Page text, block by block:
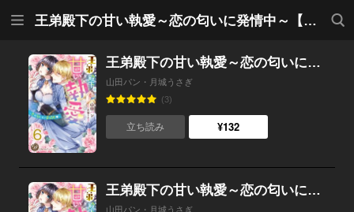
王弟殿下の甘い執愛～恋の匂いに発情中～【分冊版】
検索
王弟殿下の甘い執愛～恋の匂いに発情中～【分冊版】6
山田パン・月城うさぎ
(3)
立ち読み ¥132
王弟殿下の甘い執愛～恋の匂いに発情中～【分冊版】5
山田パン・月城うさぎ